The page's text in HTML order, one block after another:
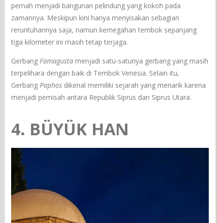
pernah menjadi bangunan pelindung yang kokoh pada
zamannya. Meskipun kini hanya menyisakan sebagian
reruntuhannya saja, namun kemegahan tembok sepanjang
tiga kilometer ini masih tetap terjaga.
GerbangFamagusta menjadi satu-satunya gerbang yang masih
terpelihara dengan baik di Tembok Venesia. Selain itu,
GerbangPaphos dikenal memiliki sejarah yang menarik karena
menjadi pemisah antara Republik Siprus dan Siprus Utara.
4. BÜYÜK HAN